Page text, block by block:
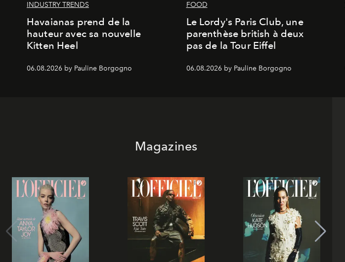
INDUSTRY TRENDS
Havaianas prend de la
hauteur avec sa nouvelle
Kitten Heel
06.08.2026 by Pauline Borgogno
FOOD
Le Lordy's Paris Club, une
parenthèse british à deux
pas de la Tour Eiffel
06.08.2026 by Pauline Borgogno
Magazines